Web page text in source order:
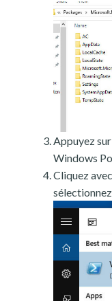
Appuyez
Windows
Cliquez